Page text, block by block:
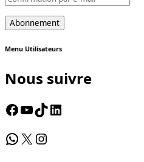
Menu Utilisateurs
Nous suivre
Facebook
YouTube
TikTokLinkedIn
WhatsApp
X Instagram